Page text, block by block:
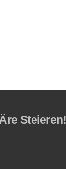
Steieren!